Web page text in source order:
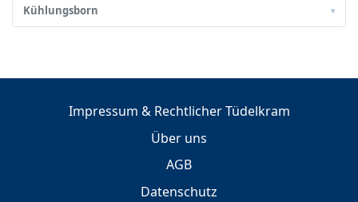
Kühlungsborn ▾
Impressum & Rechtlicher Tüdelkram
Über uns
AGB
Datenschutz